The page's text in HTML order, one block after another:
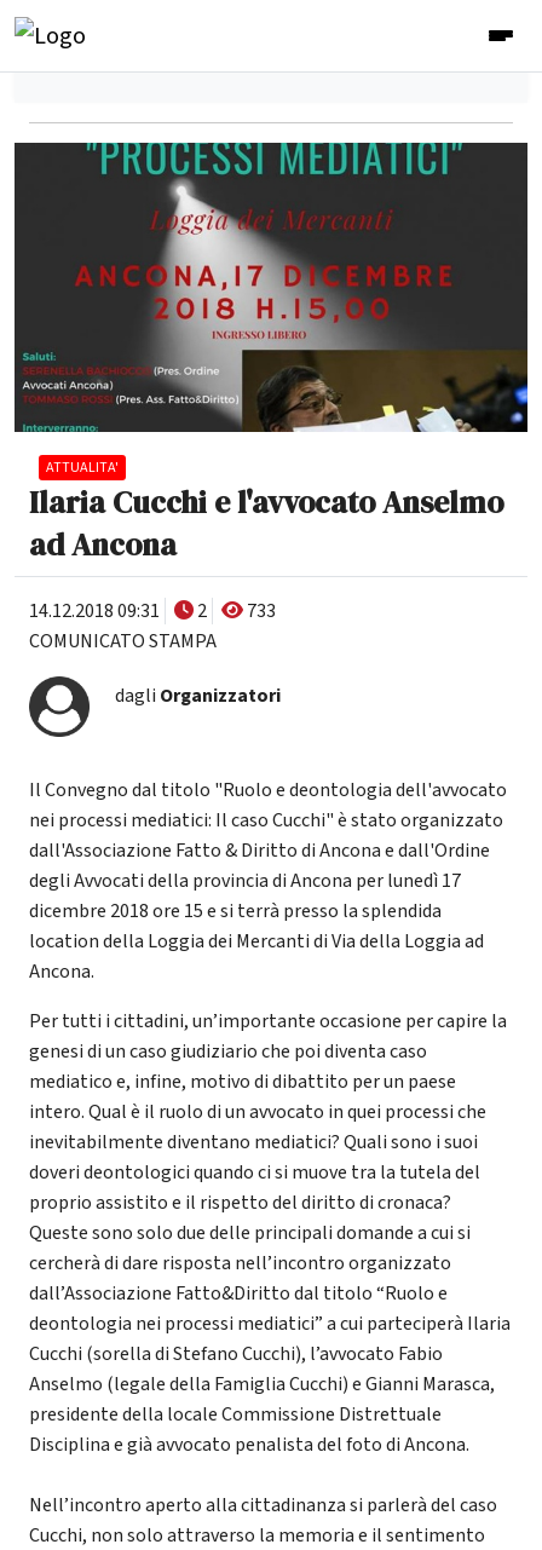
ATTUALITA'
Ilaria Cucchi e l'avvocato Anselmo
ad Ancona
14.12.2018 09:31 2
733
COMUNICATO STAMPA
dagli Organizzatori
Il Convegno dal titolo "Ruolo e deontologia dell'avvocato
nei processi mediatici: Il caso Cucchi" è stato organizzato
dall'Associazione Fatto & Diritto di Ancona e dall'Ordine
degli Avvocati della provincia di Ancona per lunedì 17
dicembre 2018 ore 15 e si terrà presso la splendida
location della Loggia dei Mercanti di Via della Loggia ad
Ancona.
Per tutti i cittadini, un’importante occasione per capire la
genesi di un caso giudiziario che poi diventa caso
mediatico e, infine, motivo di dibattito per un paese
intero. Qual è il ruolo di un avvocato in quei processi che
inevitabilmente diventano mediatici? Quali sono i suoi
doveri deontologici quando ci si muove tra la tutela del
proprio assistito e il rispetto del diritto di cronaca?
Queste sono solo due delle principali domande a cui si
cercherà di dare risposta nell’incontro organizzato
dall’Associazione Fatto&Diritto dal titolo “Ruolo e
deontologia nei processi mediatici” a cui parteciperà Ilaria
Cucchi (sorella di Stefano Cucchi), l’avvocato Fabio
Anselmo (legale della Famiglia Cucchi) e Gianni Marasca,
presidente della locale Commissione Distrettuale
Disciplina e già avvocato penalista del foto di Ancona.
Nell’incontro aperto alla cittadinanza si parlerà del caso
Cucchi, non solo attraverso la memoria e il sentimento